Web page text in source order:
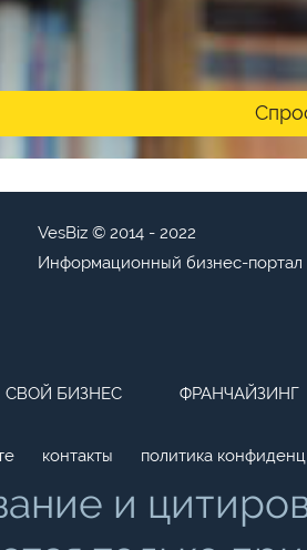
VesBiz © 2014 - 2022
Информационный бизнес-портал
СВОЙ БИЗНЕС ФРАНЧАЙЗИНГ
контакты политика
и